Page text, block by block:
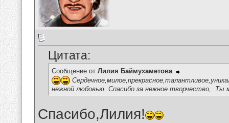
Цитата:
Сообщение от Лилия Баймухаметова
нежной любовью. Спасибо за нежное творчество,. Ты
Спасибо,Лилия!